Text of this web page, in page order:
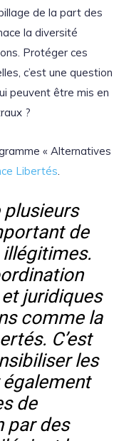
de la part des
la diversité
Protéger ces
c’est une question
peuvent être mis en
?
« Alternatives
Libertés.
plusieurs
de
juridiques
comme la
C’est
les
de
par des